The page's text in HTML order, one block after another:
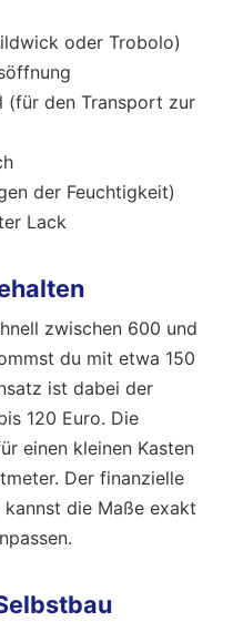
oder Trobolo)
(für den Transport zur
der Feuchtigkeit)
Lack
zwischen 600 und
du mit etwa 150
ist dabei der
120 Euro. Die
einen kleinen Kasten
Der finanzielle
die Maße exakt